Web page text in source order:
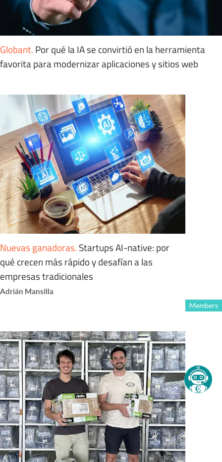
Globant. Por qué la IA se convirtió en la herramienta
favorita para modernizar aplicaciones y sitios web
Nuevas ganadoras. Startups AI-native: por
qué crecen más rápido y desafían a las
empresas tradicionales
Adrián Mansilla
Members